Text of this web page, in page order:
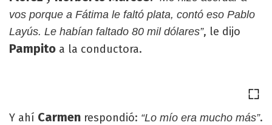
vos porque a Fátima le faltó plata, contó eso Pablo
Layús. Le habían faltado 80 mil dólares”, le dijo
Pampito a la conductora.
Y ahí Carmen respondió: “Lo mío era mucho más”.